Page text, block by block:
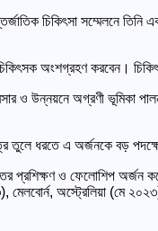
চিকিৎসা সম্মেলনে তিনি
অংশগ্রহণ করবেন।
ও উন্নয়নে অগ্রণী ভূমিকা
তুলে ধরতে এ অর্জনকে বড়
প্রশিক্ষণ ও ফেলোশিপ অর্জন
অস্ট্রেলিয়া (মে